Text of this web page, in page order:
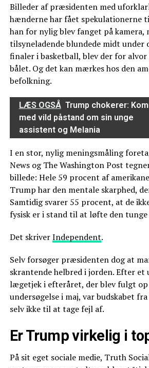
Billeder af præsidenten med
hænderne har fået spekulationerne
han for nylig blev fanget på kamera,
tilsyneladende blundede midt under
finaler i basketball, blev der for
bålet. Og det kan mærkes hos den
befolkning.
LÆS OGSÅ Trump chokerer:
med vild påstand om sin unge
assistent og Melania
I en stor, nylig meningsmåling
News og The Washington Post
billede: Hele 59 procent af
Trump har den mentale skarphed,
Samtidig svarer 55 procent, at de
fysisk er i stand til at løfte den tunge
Det skriverIndependent.
Selv forsøger præsidenten dog at
skrantende helbred i jorden. Efter
lægetjek i efteråret, der blev fulgt op
undersøgelse i maj, var budskabet
selv ikke til at tage fejl af.
Er Trump virkelig i
På sit eget sociale medie, Truth